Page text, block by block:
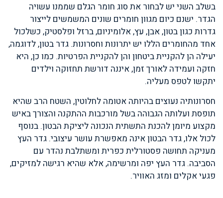
בשלב השני יש לבחור את סוג חומר הגלם שממנו עשויה
הגדר. ישנם כיום מגוון חומרים שונים המשמשים לייצור
גדרות כגון בטון, אבן, עץ, אלומיניום, ברזל ופלסטיק, כשלכול
אחד מהחומרים הללו יש יתרונות וחסרונות. גדר בטון, לדוגמה,
יעילה הן להקניית ביטחון והן להקניית הפרטיות. כמו כן, היא
חזקה ועמידה לאורך זמן, איננה דורשת תחזוקה וילדים
יתקשו לטפס מעליה.
חסרונותיה נעוצים בהיותה אטומה לחלוטין, השטח הרב שהיא
תופסת ועלותה הגבוהה בשל מורכבות ההתקנה והצורך באיש
מקצוע מיומן להכנת התשתית הנכונה ליציקת הבטון. בנוסף
לכול אלו, גדר הבטון אינה מאפשרת עושר עיצובי. גדר העץ
מעניקה תחושה פסטורלית כפרית ומשתלבת נהדר עם
הסביבה. גדר העץ יפה ומרשימה, אלא שהיא רגישה למזיקים,
פגעי אקלים ומזג האוויר.